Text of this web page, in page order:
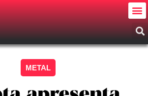
METAL